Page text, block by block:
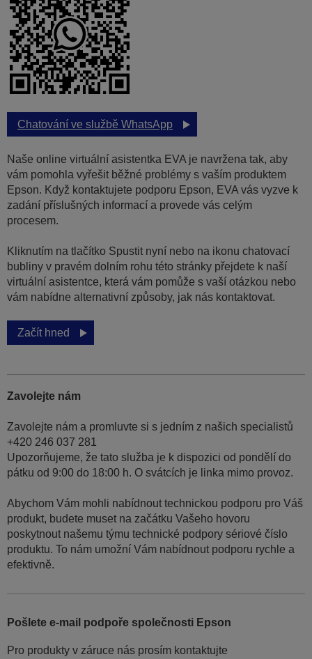
Chatování ve službě WhatsApp
Naše online virtuální asistentka EVA je navržena tak, aby
vám pomohla vyřešit běžné problémy s vaším produktem
Epson. Když kontaktujete podporu Epson, EVA vás vyzve k
zadání příslušných informací a provede vás celým
procesem.
Kliknutím na tlačítko Spustit nyní nebo na ikonu chatovací
bubliny v pravém dolním rohu této stránky přejdete k naší
virtuální asistentce, která vám pomůže s vaší otázkou nebo
vám nabídne alternativní způsoby, jak nás kontaktovat.
Začít hned
Zavolejte nám
Zavolejte nám a promluvte si s jedním z našich specialistů
+420 246 037 281
Upozorňujeme, že tato služba je k dispozici od pondělí do
pátku od 9:00 do 18:00 h. O svátcích je linka mimo provoz.
Abychom Vám mohli nabídnout technickou podporu pro Váš
produkt, budete muset na začátku Vašeho hovoru
poskytnout našemu týmu technické podpory sériové číslo
produktu. To nám umožní Vám nabídnout podporu rychle a
efektivně.
Pošlete e-mail podpoře společnosti Epson
Pro produkty v záruce nás prosím kontaktujte